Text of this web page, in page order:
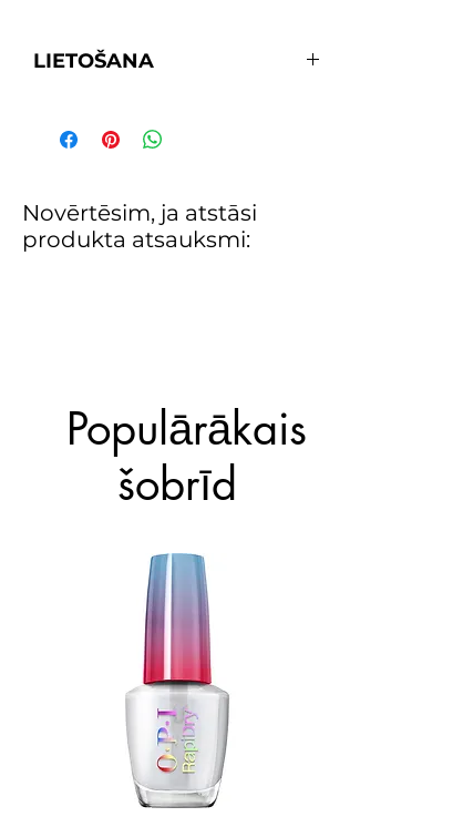
LIETOŠANA
pa vienai kārtai. 7.dienā noņemiet
laku un atkal uzklājiet 2 jaunas
Novērtēsim, ja atstāsi
produkta atsauksmi:
Populārākais
šobrīd